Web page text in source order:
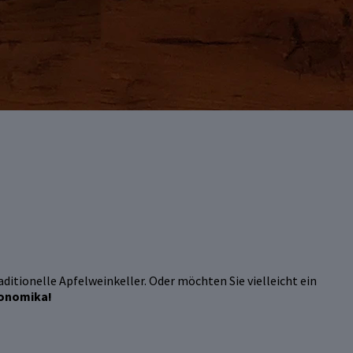
Apfelweinkeller. Oder möchten Sie vielleicht ein